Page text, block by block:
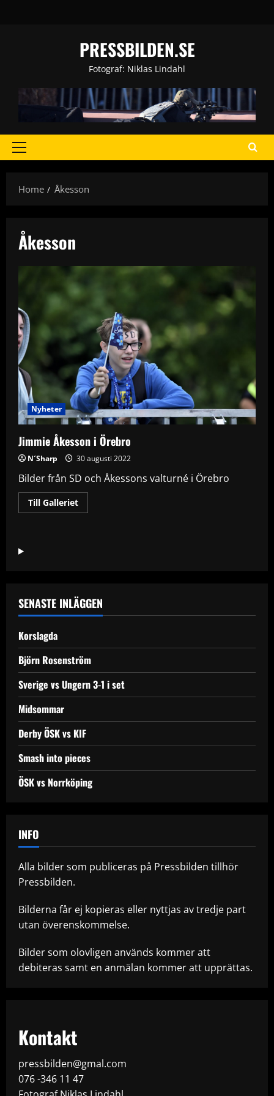
PRESSBILDEN.SE
Fotograf: Niklas Lindahl
Primary
Home
Åkesson
Åkesson
Nyheter
Jimmie Åkesson i Örebro
N´Sharp 30 augusti 2022
Bilder från SD och Åkessons valturné i Örebro
Till GallerietRead
more
SENASTE INLÄGGEN
Korslagda
Björn Rosenström
Sverige vs Ungern 3-1 i set
Midsommar
Derby ÖSK vs KIF
Smash into pieces
ÖSK vs Norrköping
INFO
Alla bilder som publiceras på Pressbilden tillhör
Pressbilden.
Bilderna får ej kopieras eller nyttjas av tredje part
utan överenskommelse.
Bilder som olovligen används kommer att
debiteras samt en anmälan kommer att upprättas.
Kontakt
pressbilden@gmal.com
076 -346 11 47